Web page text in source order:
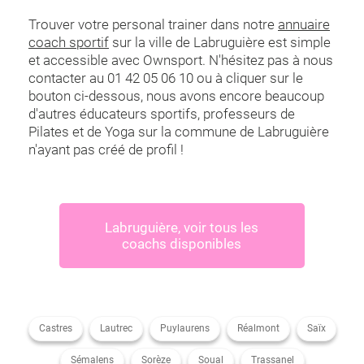
Trouver votre personal trainer dans notre annuaire
coach sportif sur la ville de Labruguière est simple
et accessible avec Ownsport. N'hésitez pas à nous
contacter au 01 42 05 06 10 ou à cliquer sur le
bouton ci-dessous, nous avons encore beaucoup
d'autres éducateurs sportifs, professeurs de
Pilates et de Yoga sur la commune de Labruguière
n'ayant pas créé de profil !
Labruguière, voir tous les
coachs disponibles
Castres Lautrec Puylaurens Réalmont Saïx
Sémalens Sorèze Soual Trassanel